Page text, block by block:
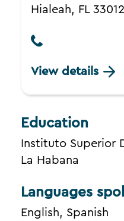
Hialeah, FL 33012
View details
Education
Instituto Superior
La Habana
Languages
English, Spanish